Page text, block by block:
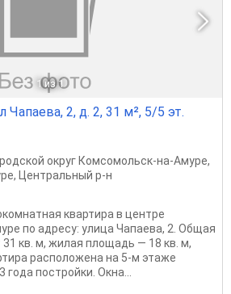
1 из 1
Чапаева, 2, д. 2, 31 м², 5/5 эт.
округ Комсомольск-на-Амуре,
, Центральный р-н
квартира в центре
по адресу: улица Чапаева, 2. Общая
кв. м, жилая площадь — 18 кв. м,
расположена на 5-м этаже
постройки. Окна...